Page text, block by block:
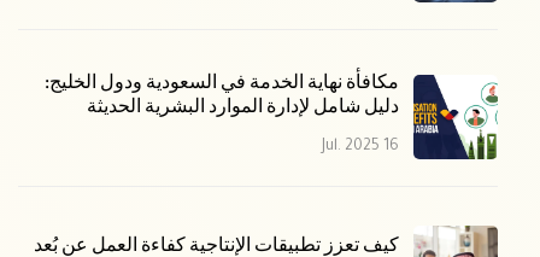
مكافأة نهاية الخدمة في السعودية ودول الخليج:
دليل شامل لإدارة الموارد البشرية الحديثة
16 Jul. 2025
كيف تعزز تطبيقات الإنتاجية كفاءة العمل عن بُعد